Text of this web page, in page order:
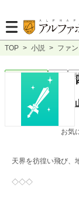
TOP > 小説 > ファ
ファンタジー 完結
お気
天界を彷徨い飛び、
◇◇◇
天界に一体の天使が